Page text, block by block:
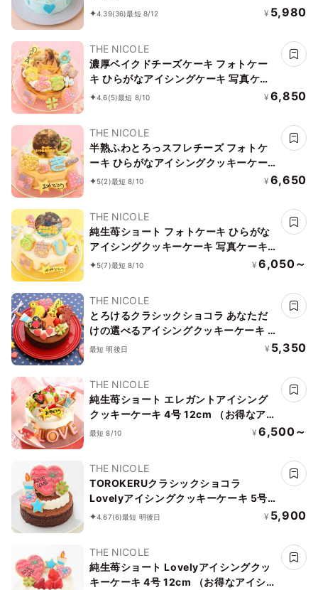
4.39(36)最短 8/12 ¥ 5,980
THE NICOLE
濃厚ベイクドチーズケーキ フォトケー
キ ひらがなアイシングケーキ 写真ケー
キ 5号 15cm ※ひらがなタイプ登場しま
4.6(5)最短 8/10 ¥ 6,850
THE NICOLE
半熟ふわとろっスフレチーズ フォトケ
ーキ ひらがなアイシングクッキーケー
キ 写真ケーキ 5号 15cm ※ひらがなタ
5(2)最短 8/10 ¥ 6,650
THE NICOLE
純生苺ショート フォトケーキ ひらがな
アイシングクッキーケーキ 写真ケーキ
4号 12cm ※ひらがなタイプ登場しまし
5(7)最短 8/10 ¥ 6,050～
THE NICOLE
とろけるクラシックショコラ あなただ
けの選べるアイシングクッキーケーキ 5
号 選んで楽しい！！ ＊アイシングデコ
最短 明後日 ¥ 5,350
THE NICOLE
純生苺ショート エレガントアイシング
クッキーケーキ 4号 12cm （お得なアイ
シングセットです） ギフトに最適
最短 8/10 ¥ 6,500～
THE NICOLE
TOROKERUクラシックショコラ
Lovelyアイシングクッキーケーキ 5号
15cm （お得なアイシングセットです）
4.67(6)最短 明後日 ¥ 5,900
THE NICOLE
純生苺ショート Lovelyアイシングクッ
キーケーキ 4号 12cm （お得なアイシン